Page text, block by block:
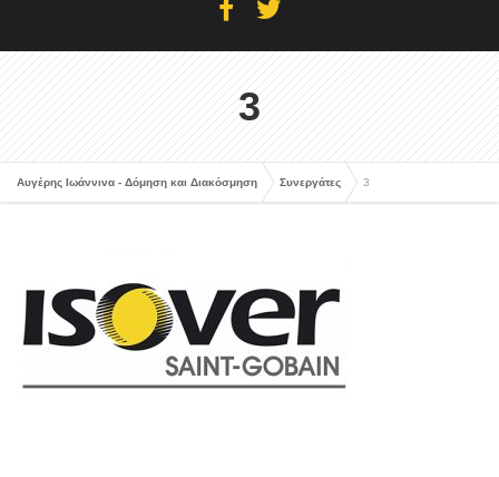
3
Αυγέρης Ιωάννινα - Δόμηση και Διακόσμηση Συνεργάτες 3